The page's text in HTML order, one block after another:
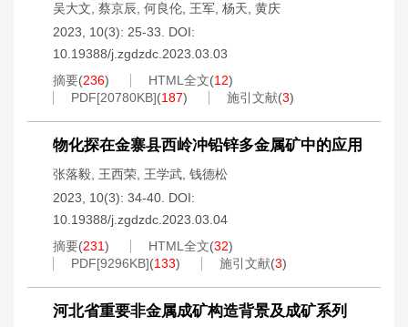
吴大文 蔡京辰 何良伦 王军 杨天 黄庆
2023, 10(3): 25-33.
DOI:
10.19388/j.zgdzdc.2023.03.03
摘要(236) HTML全文(12)
PDF[20780KB](187) 施引文献(3)
物化探在金寨县西岭冲铅锌多金属矿中的应用
张落毅 王西荣 王学武 钱德松
2023, 10(3): 34-40. DOI:
10.19388/j.zgdzdc.2023.03.04
摘要(231) HTML全文(32)
PDF[9296KB](133) 施引文献(3)
河北省重要非金属成矿构造背景及成矿系列